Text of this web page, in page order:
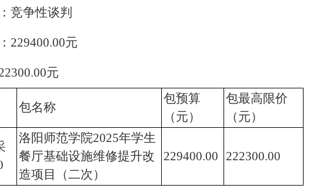
竞争性谈判
229400.00元
元
包名称
包预算
（元）
包最高限价
（元）
洛阳师范学院2025年学生
餐厅基础设施维修提升改
造项目（二次）
229400.00 222300.00